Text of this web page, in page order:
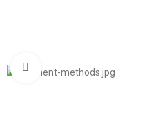
Click to enlarge